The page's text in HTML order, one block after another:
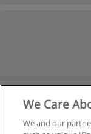
We Care
We and our